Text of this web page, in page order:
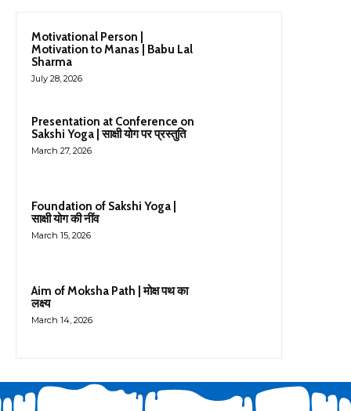
Motivational Person |
Motivation to Manas | Babu Lal
Sharma
July 28, 2026
Presentation at Conference on
Sakshi Yoga | साक्षी योग पर प्रस्तुति
March 27, 2026
Foundation of Sakshi Yoga |
साक्षी योग की नींव
March 15, 2026
Aim of Moksha Path | मोक्ष पथ का
लक्ष्य
March 14, 2026